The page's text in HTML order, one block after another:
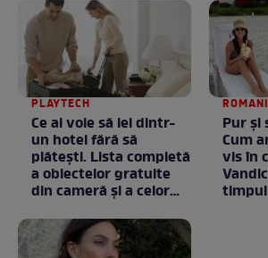
PLAYTECH
Ce ai voie să iei dintr-
un hotel fără să
plătești. Lista completă
a obiectelor gratuite
din cameră și a celor
proprietatea unității
Pur și
Cum
vis în